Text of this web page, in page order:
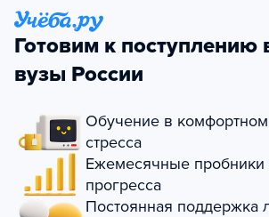
Готовим к поступлению
вузы России
Обучение в
стресса
Ежемесячные пробники
прогресса
Постоянная поддержка